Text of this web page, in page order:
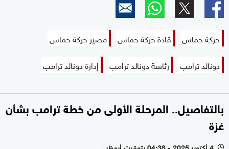
حركة حماس قادة حركة حماس
مصير حركة حماس
دونالد ترامب
رئاسة دونالد ترامب إدارة دونالد ترامب
بالتفاصيل.. المرحلة الأولى من خطة ترامب بشأن
غزة
l